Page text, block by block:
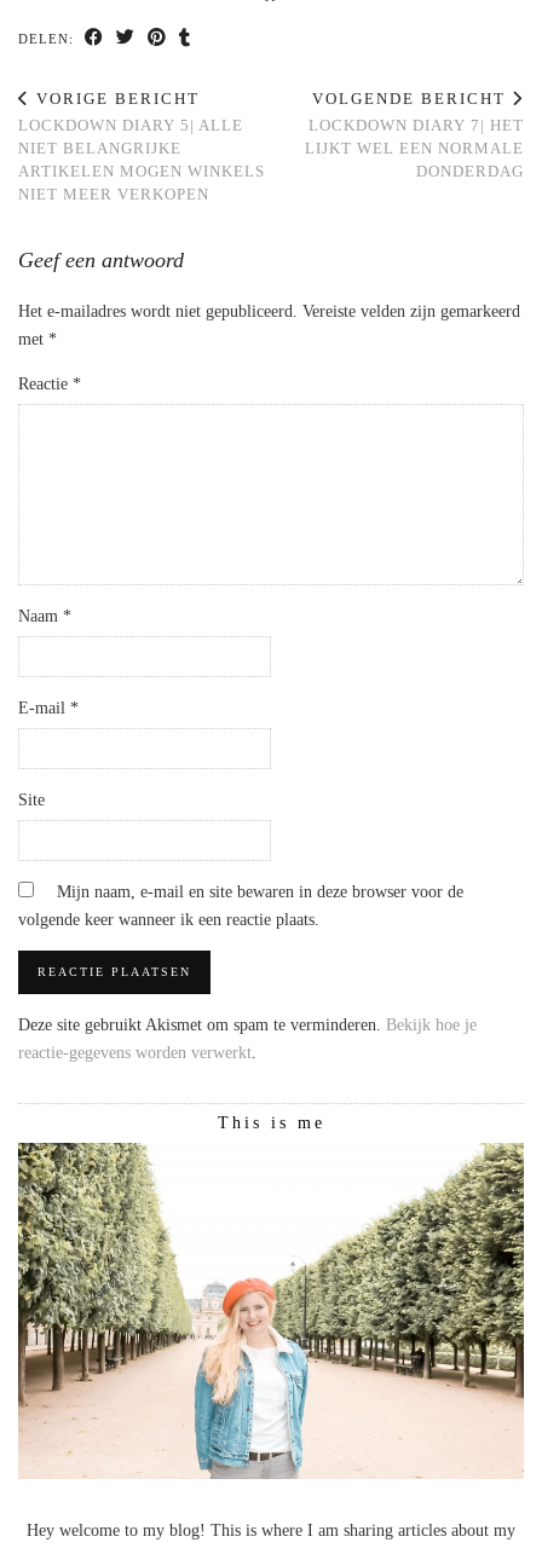
DELEN:
VORIGE BERICHT
LOCKDOWN DIARY 5| ALLE
NIET BELANGRIJKE
ARTIKELEN MOGEN WINKELS
NIET MEER VERKOPEN
VOLGENDE BERICHT
LOCKDOWN DIARY 7| HET
LIJKT WEL EEN NORMALE
DONDERDAG
Geef een antwoord
Het e-mailadres wordt niet gepubliceerd. Vereiste velden zijn gemarkeerd
met *
Reactie *
Naam *
E-mail *
Site
Mijn naam, e-mail en site bewaren in deze browser voor de
volgende keer wanneer ik een reactie plaats.
Deze site gebruikt Akismet om spam te verminderen. Bekijk hoe je
reactie-gegevens worden verwerkt
This is me
Hey welcome to my blog! This is where I am sharing articles about my